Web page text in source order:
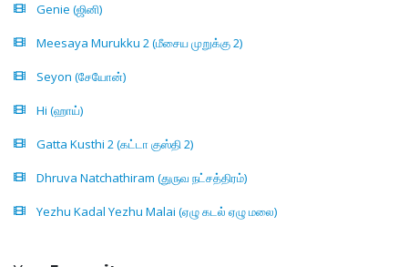
Genie (ஜினி)
Meesaya Murukku 2 (மீசைய முறுக்கு 2)
Seyon (சேயோன்)
Hi (ஹாய்)
Gatta Kusthi 2 (கட்டா குஸ்தி 2)
Dhruva Natchathiram (துருவ நட்சத்திரம்)
Yezhu Kadal Yezhu Malai (ஏழு கடல் ஏழு மலை)